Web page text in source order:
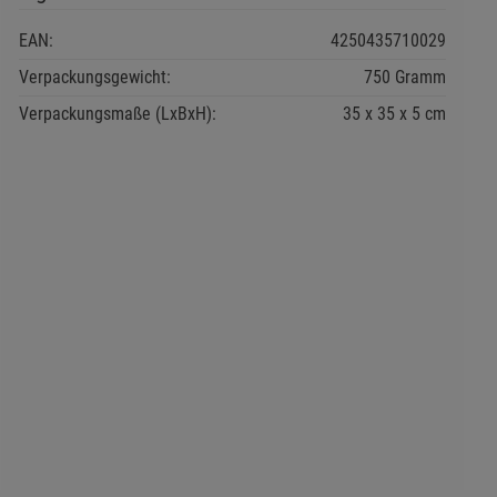
EAN:
4250435710029
Verpackungsgewicht:
750 Gramm
Verpackungsmaße (LxBxH):
35 35 5 cm